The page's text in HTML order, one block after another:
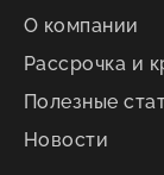
О компании
Рассрочка и
Полезные
Новости